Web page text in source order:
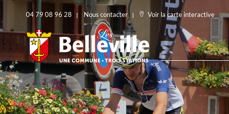
04 79 08 96 28 Nous contacter Voir la carte interactive